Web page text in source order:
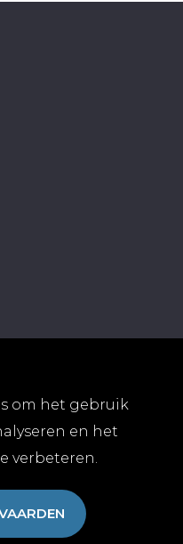
om het gebruik
en het
verbeteren.